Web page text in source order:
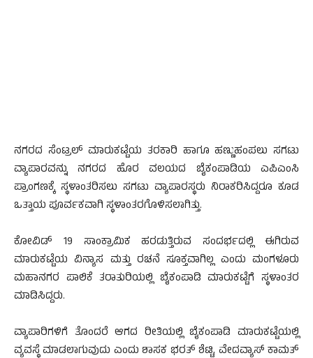
ನಗರದ ಸೆಂಟ್ರಲ್ ಮಾರುಕಟ್ಟೆಯ ತರಕಾರಿ ಹಾಗೂ ಹಣ್ಣುಹಂಪಲು ಸಗಟು
ವ್ಯಾಪಾರವನ್ನು ನಗರದ ಹೊರ ವಲಯದ ಬೈಕಂಪಾಡಿಯ ಎಪಿಎಂಸಿ
ಪ್ರಾಂಗಣಕ್ಕೆ ಸ್ಥಳಾಂತರಿಸಲು ಸಗಟು ವ್ಯಾಪಾರಸ್ಥರು ನಿರಾಕರಿಸಿದ್ದರೂ ಕೂಡ
ಒತ್ತಾಯ ಪೂರ್ವಕವಾಗಿ ಸ್ಥಳಾಂತರಗೊಳಿಸಲಾಗಿತ್ತು.
ಕೋವಿಡ್ 19 ಸಾಂಕ್ರಾಮಿಕ ಹರಡುತ್ತಿರುವ ಸಂದರ್ಭದಲ್ಲಿ ಈಗಿರುವ
ಮಾರುಕಟ್ಟೆಯ ವಿನ್ಯಾಸ ಮತ್ತು ರಚನೆ ಸೂಕ್ತವಾಗಿಲ್ಲ ಎಂದು ಮಂಗಳೂರು
ಮಹಾನಗರ ಪಾಲಿಕೆ ತರಾತುರಿಯಲ್ಲಿ ಬೈಕಂಪಾಡಿ ಮಾರುಕಟ್ಟೆಗೆ ಸ್ಥಳಾಂತರ
ಮಾಡಿಸಿದ್ದರು.
ವ್ಯಾಪಾರಿಗಳಿಗೆ ತೊಂದರೆ ಆಗದ ರೀತಿಯಲ್ಲಿ ಬೈಕಂಪಾಡಿ ಮಾರುಕಟ್ಟೆಯಲ್ಲಿ
ವ್ಯವಸ್ಥೆ ಮಾಡಲಾಗುವುದು ಎಂದು ಶಾಸಕ ಭರತ್ ಶೆಟ್ಟಿ, ವೇದವ್ಯಾಸ್ ಕಾಮತ್